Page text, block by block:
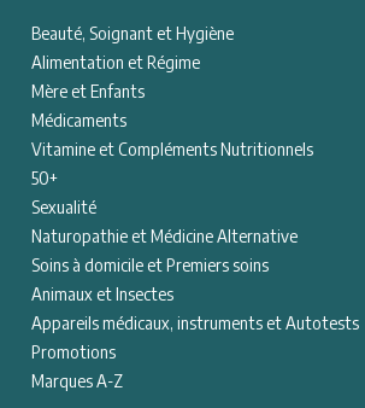
Beauté, Soignant et Hygiène
Alimentation et Régime
Mère et Enfants
Médicaments
Vitamine et Compléments Nutritionnels
50+
Sexualité
Naturopathie et Médicine Alternative
Soins à domicile et Premiers soins
Animaux et Insectes
Appareils médicaux, instruments et Autotests
Promotions
Marques A-Z